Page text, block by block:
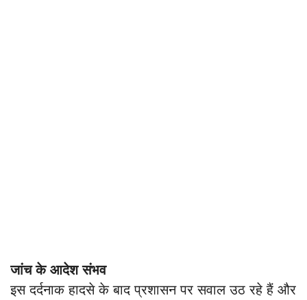
जांच के आदेश संभव
इस दर्दनाक हादसे के बाद प्रशासन पर सवाल उठ रहे हैं और